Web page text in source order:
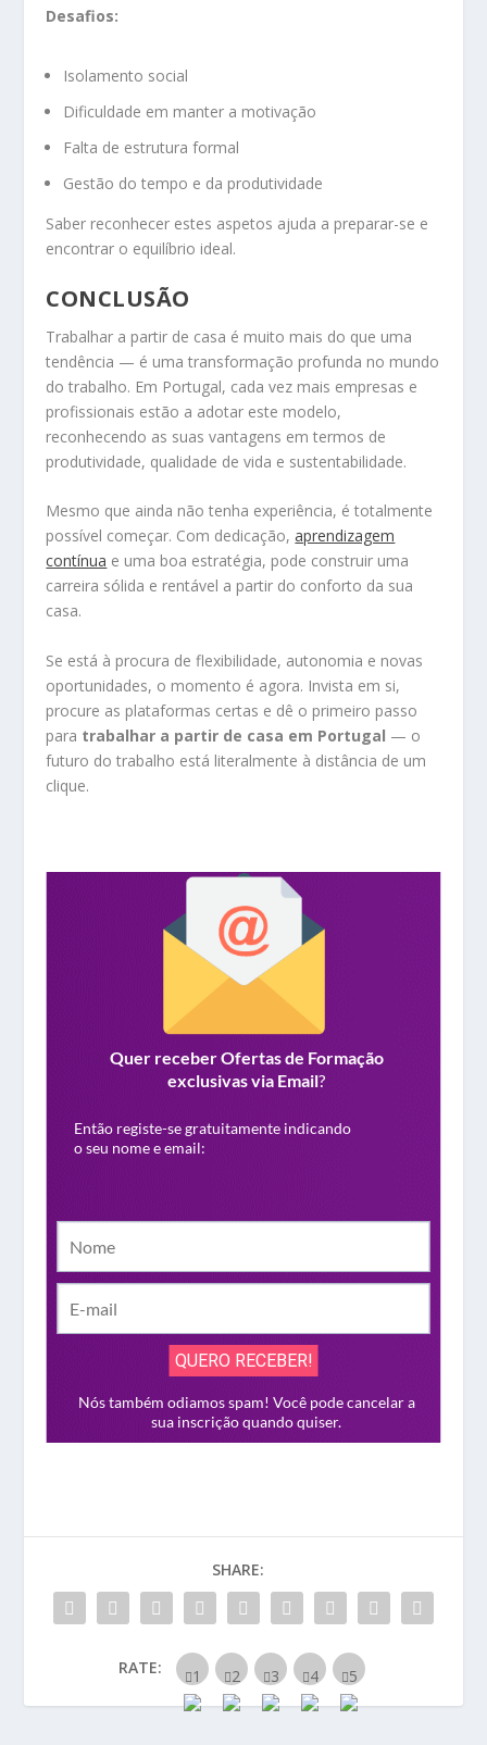
Desafios:
Isolamento social
Dificuldade em manter a motivação
Falta de estrutura formal
Gestão do tempo e da produtividade
Saber reconhecer estes aspetos ajuda a preparar-se e
encontrar o equilíbrio ideal.
CONCLUSÃO
Trabalhar a partir de casa é muito mais do que uma
tendência — é uma transformação profunda no mundo
do trabalho. Em Portugal, cada vez mais empresas e
profissionais estão a adotar este modelo,
reconhecendo as suas vantagens em termos de
produtividade, qualidade de vida e sustentabilidade.
Mesmo que ainda não tenha experiência, é totalmente
possível começar. Com dedicação,aprendizagem
contínua e uma boa estratégia, pode construir uma
carreira sólida e rentável a partir do conforto da sua
casa.
Se está à procura de flexibilidade, autonomia e novas
oportunidades, o momento é agora. Invista em si,
procure as plataformas certas e dê o primeiro passo
para trabalhar a partir de casa em Portugal — o
futuro do trabalho está literalmente à distância de um
clique.
SHARE:
RATE: